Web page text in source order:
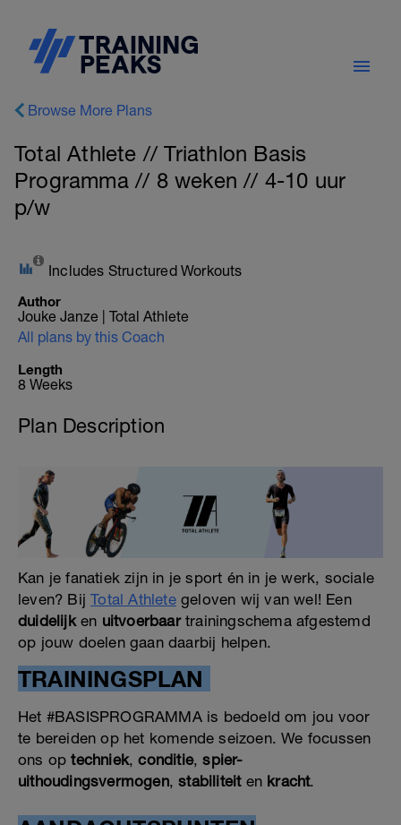
Browse More Plans
Total Athlete // Triathlon Basis
Programma // 8 weken // 4-10 uur
p/w
Includes Structured Workouts
Author
Jouke Janze | Total Athlete
All plans by this Coach
Length
8 Weeks
Plan Description
Kan je fanatiek zijn in je sport én in je werk, sociale
leven? BijTotal Athletegeloven wij van wel! Een
duidelijken uitvoerbaartrainingschema afgestemd
op jouw doelen gaan daarbij helpen.
TRAININGSPLAN
Het #BASISPROGRAMMA is bedoeld om jou voor
te bereiden op het komende seizoen. We focussen
ons optechniek,conditie,spier-
uithoudingsvermogen,stabiliteiten kracht.